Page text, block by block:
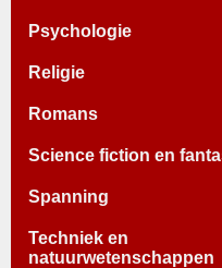
Psychologie
Religie
Romans
Science fiction en
Spanning
Techniek en
natuurwetenschappen